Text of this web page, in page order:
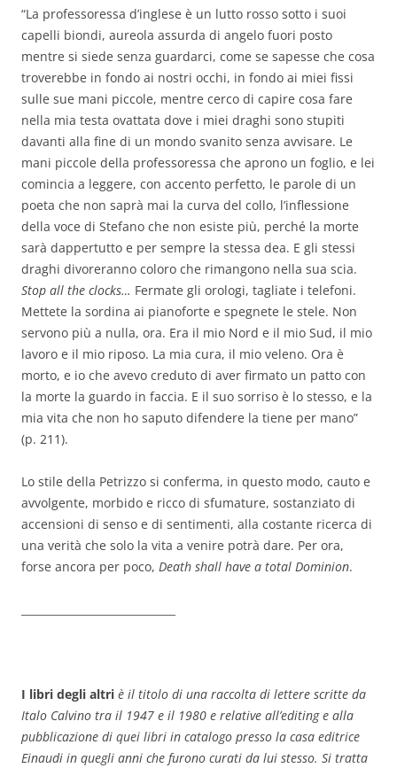
“La professoressa d’inglese è un lutto rosso sotto i suoi
capelli biondi, aureola assurda di angelo fuori posto
mentre si siede senza guardarci, come se sapesse che cosa
troverebbe in fondo ai nostri occhi, in fondo ai miei fissi
sulle sue mani piccole, mentre cerco di capire cosa fare
nella mia testa ovattata dove i miei draghi sono stupiti
davanti alla fine di un mondo svanito senza avvisare. Le
mani piccole della professoressa che aprono un foglio, e lei
comincia a leggere, con accento perfetto, le parole di un
poeta che non saprà mai la curva del collo, l’inflessione
della voce di Stefano che non esiste più, perché la morte
sarà dappertutto e per sempre la stessa dea. E gli stessi
draghi divoreranno coloro che rimangono nella sua scia.
Stop all the clocks… Fermate gli orologi, tagliate i telefoni.
Mettete la sordina ai pianoforte e spegnete le stele. Non
servono più a nulla, ora. Era il mio Nord e il mio Sud, il mio
lavoro e il mio riposo. La mia cura, il mio veleno. Ora è
morto, e io che avevo creduto di aver firmato un patto con
la morte la guardo in faccia. E il suo sorriso è lo stesso, e la
mia vita che non ho saputo difendere la tiene per mano”
(p. 211).
Lo stile della Petrizzo si conferma, in questo modo, cauto e
avvolgente, morbido e ricco di sfumature, sostanziato di
accensioni di senso e di sentimenti, alla costante ricerca di
una verità che solo la vita a venire potrà dare. Per ora,
forse ancora per poco, Death shall have a total Dominion.
I libri degli altri è il titolo di una raccolta di lettere scritte da
Italo Calvino tra il 1947 e il 1980 e relative all’editing e alla
pubblicazione di quei libri in catalogo presso la casa editrice
Einaudi in quegli anni che furono curati da lui stesso. Si tratta